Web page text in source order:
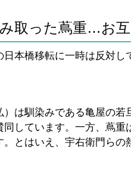
取った蔦重…お
本橋移転に一時は反対
は馴染みである亀屋の
しています。一方、蔦
とはいえ、宇右衛門ら